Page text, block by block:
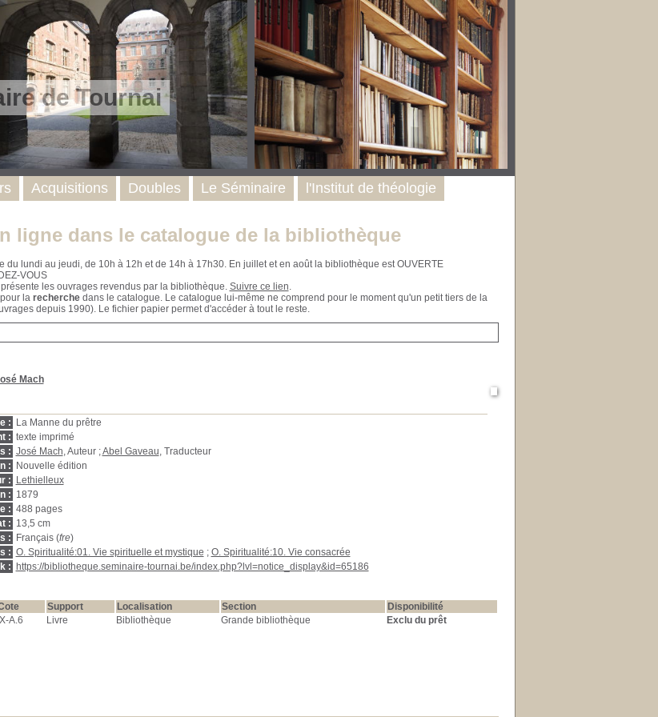
de Tournai
ligne dans le catalogue de la bibliothèque
du lundi au jeudi, de 10h à 12h et de 14h à 17h30. En juillet et en août la bibliothèque est OUVERTE
VOUS
présente les ouvrages revendus par la bibliothèque. Suivre ce lien.
la recherchedans le catalogue. Le catalogue lui-même ne comprend pour le moment qu'un petit tiers de la
depuis 1990). Le fichier papier permet d'accéder à tout le reste.
Mach
:
La Manne du prêtre
: texte imprimé
: José Mach, Auteur ;Abel Gaveau, Traducteur
:
Nouvelle édition
:
Lethielleux
: 1879
: 488 pages
: 13,5 cm
:
Français (fre)
: O. Spiritualité:01. Vie spirituelle et mystique ; O. Spiritualité:10. Vie consacrée
:
https://bibliotheque.seminaire-tournai.be/index.php?lvl=notice_display&id=65186
Support Localisation Section
Disponibilité
IX-A.6 Livre Bibliothèque Grande bibliothèque Exclu du prêt
Acquisitions Doubles Le Séminaire l'Institut de théologie